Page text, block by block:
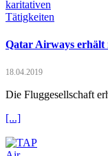
Qatar Airways erhält
18.04.2019
Die Fluggesellschaft
[...]